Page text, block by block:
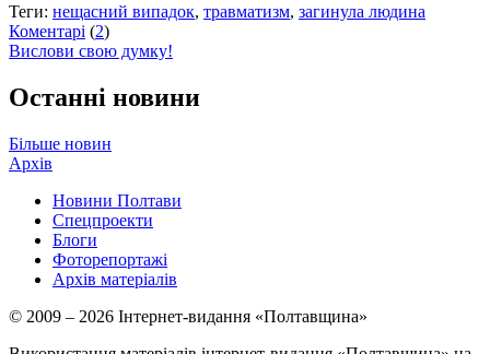
Теги: нещасний випадок, травматизм, загинула людина
Коментарі (2)
Вислови свою думку!
Останні новини
Більше новин
Архів
Новини Полтави
Спецпроекти
Блоги
Фоторепортажі
Архів матеріалів
© 2009 – 2026 Інтернет-видання «Полтавщина»